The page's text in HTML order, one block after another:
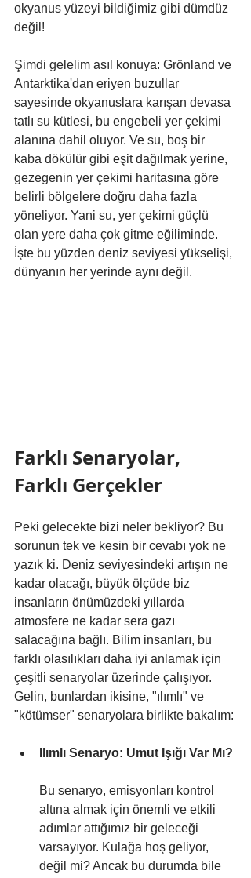
okyanus yüzeyi bildiğimiz gibi dümdüz
değil!
Şimdi gelelim asıl konuya: Grönland ve
Antarktika'dan eriyen buzullar
sayesinde okyanuslara karışan devasa
tatlı su kütlesi, bu engebeli yer çekimi
alanına dahil oluyor. Ve su, boş bir
kaba dökülür gibi eşit dağılmak yerine,
gezegenin yer çekimi haritasına göre
belirli bölgelere doğru daha fazla
yöneliyor. Yani su, yer çekimi güçlü
olan yere daha çok gitme eğiliminde.
İşte bu yüzden deniz seviyesi yükselişi,
dünyanın her yerinde aynı değil.
Farklı Senaryolar,
Farklı Gerçekler
Peki gelecekte bizi neler bekliyor? Bu
sorunun tek ve kesin bir cevabı yok ne
yazık ki. Deniz seviyesindeki artışın ne
kadar olacağı, büyük ölçüde biz
insanların önümüzdeki yıllarda
atmosfere ne kadar sera gazı
salacağına bağlı. Bilim insanları, bu
farklı olasılıkları daha iyi anlamak için
çeşitli senaryolar üzerinde çalışıyor.
Gelin, bunlardan ikisine, "ılımlı" ve
"kötümser" senaryolara birlikte bakalım:
Ilımlı Senaryo: Umut Işığı Var Mı?
Bu senaryo, emisyonları kontrol
altına almak için önemli ve etkili
adımlar attığımız bir geleceği
varsayıyor. Kulağa hoş geliyor,
değil mi? Ancak bu durumda bile